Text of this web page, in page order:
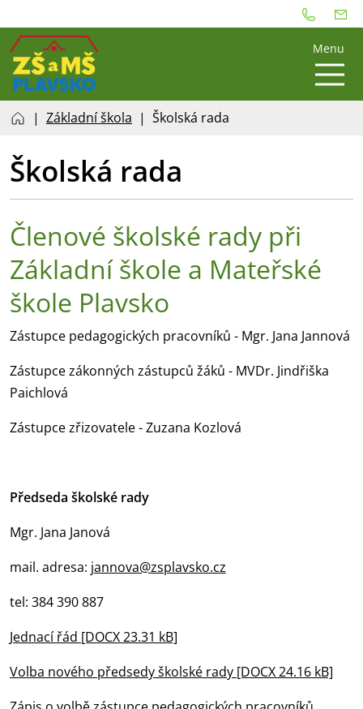
Menu
Základní škola Školská rada
Školská rada
Členové školské rady při
Základní škole a Mateřské
škole Plavsko
Zástupce pedagogických pracovníků - Mgr. Jana Jannová
Zástupce zákonných zástupců žáků - MVDr. Jindřiška
Paichlová
Zástupce zřizovatele - Zuzana Kozlová
Předseda školské rady
Mgr. Jana Janová
mail. adresa: jannova@zsplavsko.cz
tel: 384 390 887
Jednací řád [DOCX 23.31 kB]
Volba nového předsedy školské rady [DOCX 24.16 kB]